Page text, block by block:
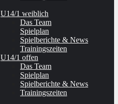
U14/1 weiblich
Das Team
Spielplan
Spielberichte & News
Trainingszeiten
U14/1 offen
Das Team
Spielplan
Spielberichte & News
Trainingszeiten